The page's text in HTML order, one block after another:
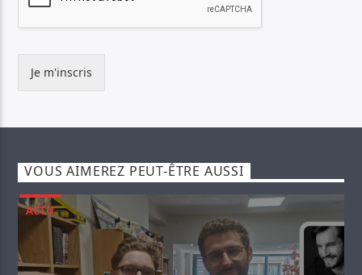
Je m'inscris
VOUS AIMEREZ PEUT-ÊTRE AUSSI
ACTU